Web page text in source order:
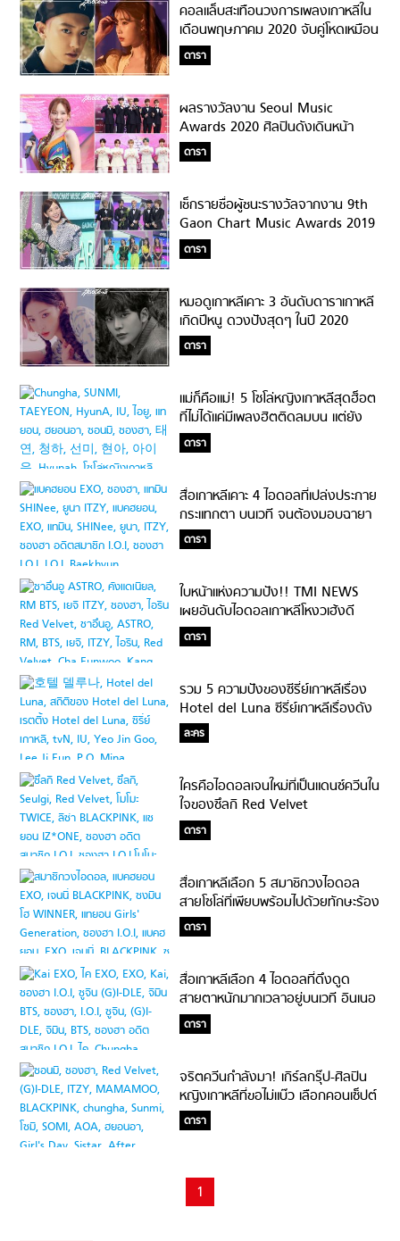
คอลแล็บสะเทือนวงการเพลงเกาหลีใน
เดือนพฤษภาคม 2020 จับคู่โหดเหมือน
โกรธใครมา!
ดารา
ผลรางวัลงาน Seoul Music
Awards 2020 ศิลปินดังเดินหน้า
กวาดรางวัลกันถ้วนหน้า
ดารา
เช็กรายชื่อผู้ชนะรางวัลจากงาน 9th
Gaon Chart Music Awards 2019
#รางวัลแน่น
ดารา
หมอดูเกาหลีเคาะ 3 อันดับดาราเกาหลี
เกิดปีหนู ดวงปังสุดๆ ในปี 2020
ดารา
แม่ก็คือแม่! 5 โซโล่หญิงเกาหลีสุดฮ็อต
ที่ไม่ได้แค่มีเพลงฮิตติดลมบน แต่ยัง
เป็นที่รักของแฟนๆ ทั่วเอเชีย!
ดารา
สื่อเกาหลีเคาะ 4 ไอดอลที่เปล่งประกาย
กระแทกตา บนเวที จนต้องมอบฉายา
“อัจฉริยะทางการแสดง”
ดารา
ใบหน้าแห่งความปัง!! TMI NEWS
เผยอันดับไอดอลเกาหลีโหงวเฮ้งดี
TOP3 ของฝั่งหญิงและฝั่งชายจะเป็น
ใครบ้างน้าา?!?
ดารา
รวม 5 ความปังของซีรี่ย์เกาหลีเรื่อง
Hotel del Luna ซีรี่ย์เกาหลีเรื่องดัง
ประจำปี 2019
ละคร
ใครคือไอดอลเจนใหม่ที่เป็นแดนซ์ควีนใน
ใจของซึลกิ Red Velvet
ดารา
สื่อเกาหลีเลือก 5 สมาชิกวงไอดอล
สายโซโล่ที่เพียบพร้อมไปด้วยทักษะร้อง
และเต้นสุดปัง #ละสายตาไม่ได้เลย
ดารา
สื่อเกาหลีเลือก 4 ไอดอลที่ดึงดูด
สายตาหนักมากเวลาอยู่บนเวที อินเนอ
ร์ต้องให้!
ดารา
จริตควีนกำลังมา! เกิร์ลกรุ๊ป-ศิลปิน
หญิงเกาหลีที่ขอไม่แบ๊ว เลือกคอนเซ็ปต์
สายเท่หรือเซ็กซี่ก็ปังได้
ดารา
1